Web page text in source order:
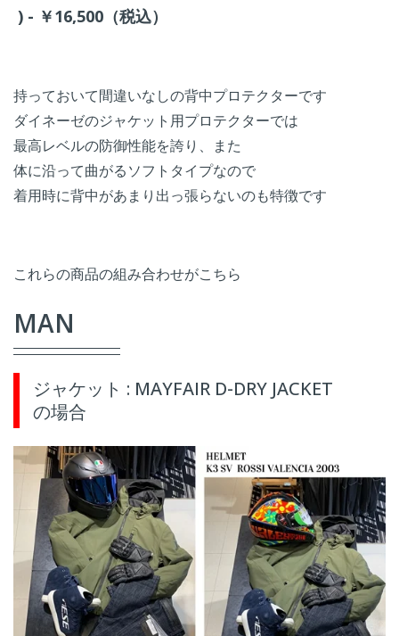
) - ￥16,500（税込）
持っておいて間違いなしの背中プロテクターです
ダイネーゼのジャケット用プロテクターでは
最高レベルの防御性能を誇り、また
体に沿って曲がるソフトタイプなので
着用時に背中があまり出っ張らないのも特徴です
これらの商品の組み合わせがこちら
MAN
ジャケット : MAYFAIR D-DRY JACKET
の場合